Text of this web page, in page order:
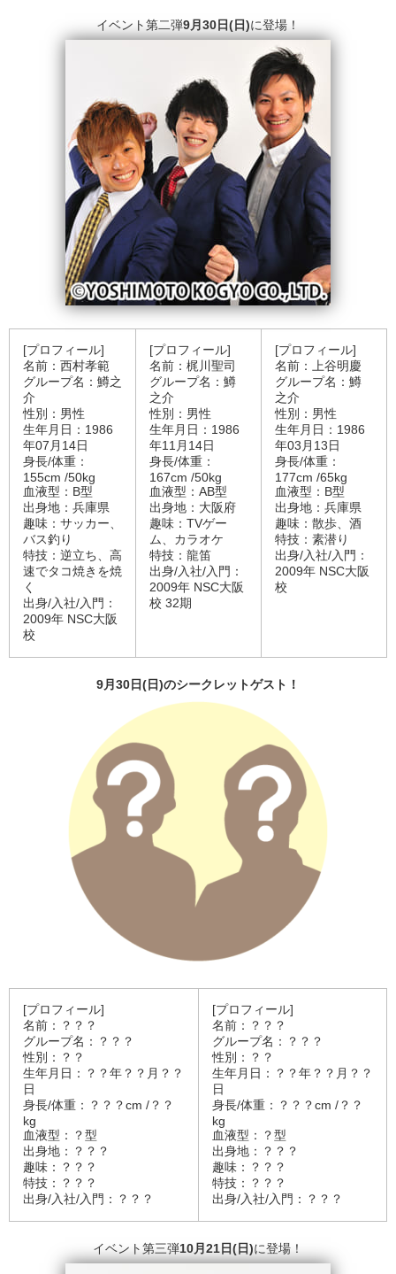
イベント第二弾9月30日(日)に登場！
[プロフィール]
名前：西村孝範
グループ名：鱒之
介
性別：男性
生年月日：1986
年07月14日
身長/体重：
155cm /50kg
血液型：B型
出身地：兵庫県
趣味：サッカー、
バス釣り
特技：逆立ち、高
速でタコ焼きを焼
く
出身/入社/入門：
2009年 NSC大阪
校
[プロフィール]
名前：梶川聖司
グループ名：鱒
之介
性別：男性
生年月日：1986
年11月14日
身長/体重：
167cm /50kg
血液型：AB型
出身地：大阪府
趣味：TVゲー
ム、カラオケ
特技：龍笛
出身/入社/入門：
2009年 NSC大阪
校 32期
[プロフィール]
名前：上谷明慶
グループ名：鱒
之介
性別：男性
生年月日：1986
年03月13日
身長/体重：
177cm /65kg
血液型：B型
出身地：兵庫県
趣味：散歩、酒
特技：素潜り
出身/入社/入門：
2009年 NSC大阪
校
9月30日(日)のシークレットゲスト！
[プロフィール]
名前：？？？
グループ名：？？？
性別：？？
生年月日：？？年？？月？？
日
身長/体重：？？？cm /？？
kg
血液型：？型
出身地：？？？
趣味：？？？
特技：？？？
出身/入社/入門：？？？
[プロフィール]
名前：？？？
グループ名：？？？
性別：？？
生年月日：？？年？？月？？
日
身長/体重：？？？cm /？？
kg
血液型：？型
出身地：？？？
趣味：？？？
特技：？？？
出身/入社/入門：？？？
イベント第三弾10月21日(日)に登場！